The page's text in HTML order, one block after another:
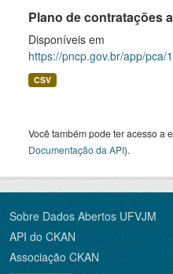
Plano de contratações
Disponíveis em
https://pncp.gov.br/app/pca/
CSV
Você também pode ter acesso a
Documentação da API).
Sobre Dados Abertos UFVJM
API do CKAN
Associação CKAN